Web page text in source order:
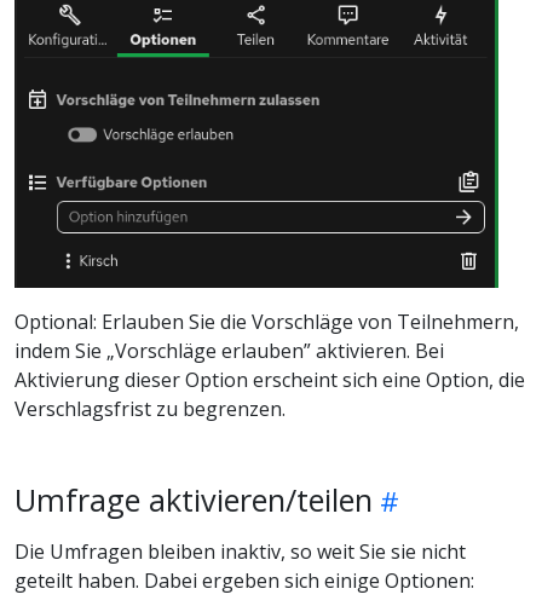
Optional: Erlauben Sie die Vorschläge von Teilnehmern,
indem Sie „Vorschläge erlauben” aktivieren. Bei
Aktivierung dieser Option erscheint sich eine Option, die
Verschlagsfrist zu begrenzen.
Umfrage aktivieren/teilen
Die Umfragen bleiben inaktiv, so weit Sie sie nicht
geteilt haben. Dabei ergeben sich einige Optionen: